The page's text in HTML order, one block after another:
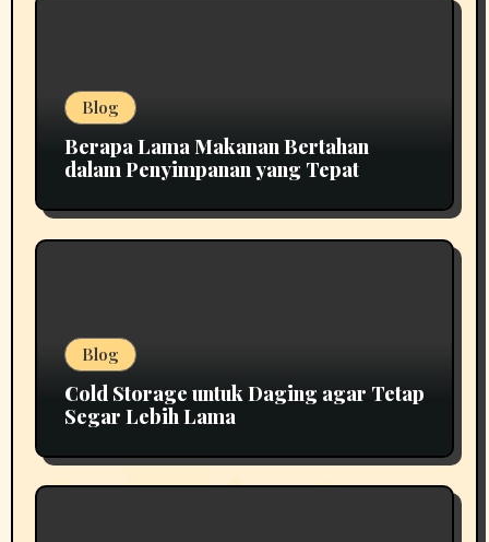
Blog
Berapa Lama Makanan Bertahan
dalam Penyimpanan yang Tepat
Blog
Cold Storage untuk Daging agar Tetap
Segar Lebih Lama